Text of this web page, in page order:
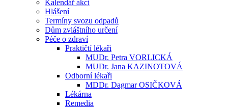
Kalendář akcí
Hlášení
Termíny svozu odpadů
Dům zvláštního určení
Péče o zdraví
Praktičtí lékaři
MUDr. Petra VORLICKÁ
MUDr. Jana KAZINOTOVÁ
Odborní lékaři
MDDr. Dagmar OSIČKOVÁ
Lékárna
Remedia